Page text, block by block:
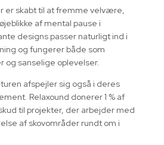
er skabt til at fremme velvære,
af mental pause i
designs passer naturligt ind i
og fungerer både som
og sanselige oplevelser.
afspejler sig også i deres
Relaxound donerer 1 % af
til projekter, der arbejder med
af skovområder rundt om i